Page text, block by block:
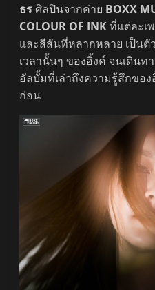
ธรศิลปินจากค่าย BOXX
COLOUR OF INKที่แต่ละเ
และสีสันที่หลากหลาย เป็น
เวลานั้นๆ ของอิ้งค์ จนเดินท
อัลบั้มที่เล่าถึงความรู้สึกของ
ก่อน